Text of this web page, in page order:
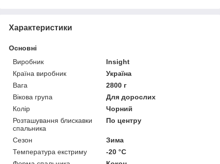
Характеристики
Основні
Виробник
Insight
Країна виробник
Україна
Вага
2800 г
Вікова група
Для дорослих
Колір
Чорний
Розташування блискавки
спальника
По центру
Сезон
Зима
Температура екстриму
-20 °С